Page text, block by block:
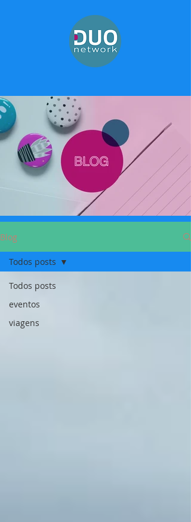
Blog
Todos posts
eventos
viagens
Todos posts